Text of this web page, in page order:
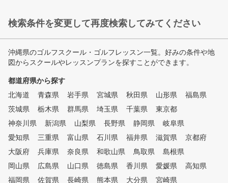
検索条件を変更して再度検索してみてください
沖縄県のゴルフスクール・ゴルフレッスン一覧。好みの条件や地
図からスクールやレッスンプランを探すことができます。
都道府県から探す
北海道
青森県 岩手県 宮城県 秋田県 山形県
福島県
茨城県
栃木県 群馬県 埼玉県 千葉県
東京都
神奈川県
新潟県 山梨県 長野県 静岡県
岐阜県
愛知県
三重県 富山県 石川県 福井県 滋賀県
京都府
大阪府
兵庫県 奈良県 和歌山県 鳥取県
島根県
岡山県
広島県 山口県 徳島県 香川県 愛媛県
高知県
福岡県
佐賀県 長崎県 熊本県 大分県
宮崎県